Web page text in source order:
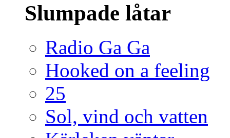
Slumpade låtar
Radio Ga Ga
Hooked on a feeling
25
Sol, vind och vatten